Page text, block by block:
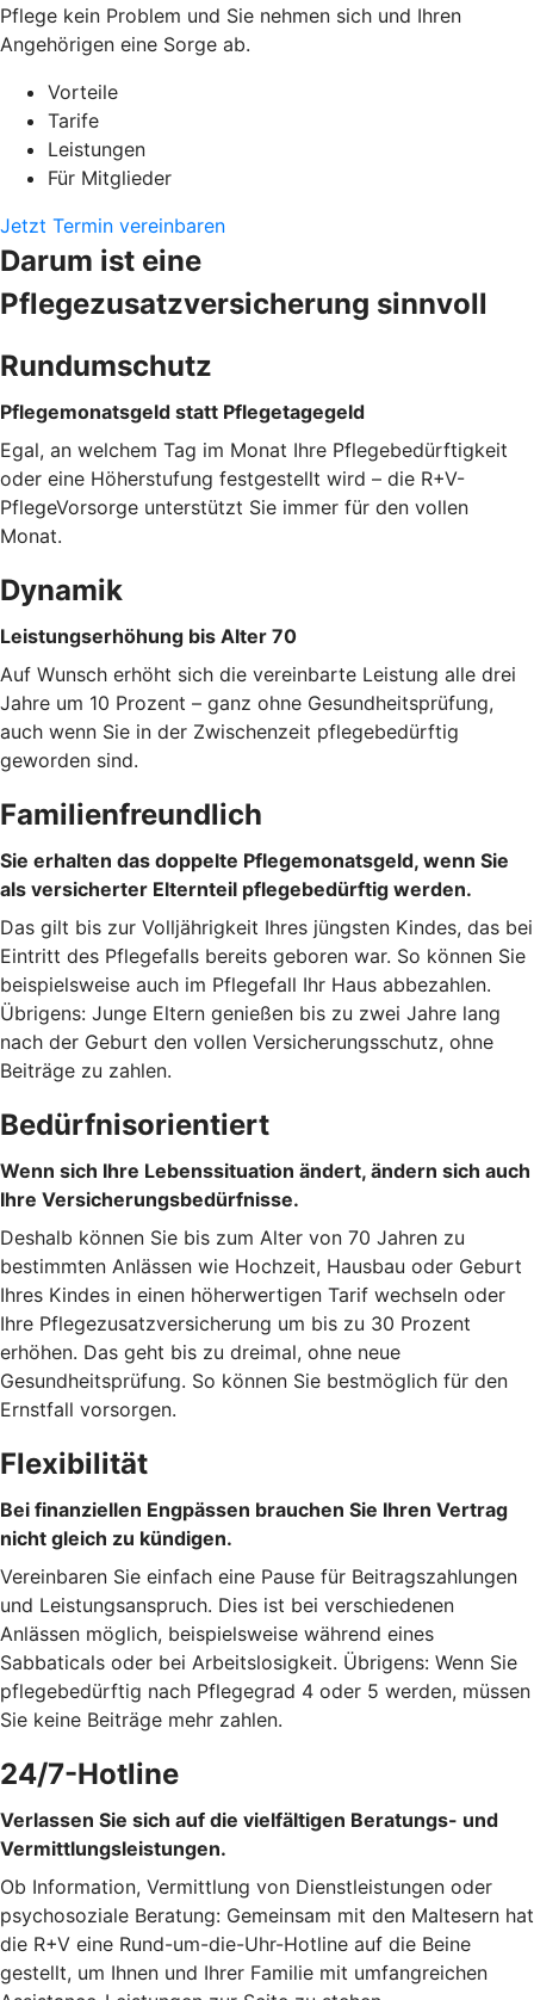
Pflege kein Problem und Sie nehmen sich und Ihren
Angehörigen eine Sorge ab.
Vorteile
Tarife
Leistungen
Für Mitglieder
Jetzt Termin vereinbaren
Darum ist eine
Pflegezusatzversicherung sinnvoll
Rundumschutz
Pflegemonatsgeld statt Pflegetagegeld
Egal, an welchem Tag im Monat Ihre Pflegebedürftigkeit
oder eine Höherstufung festgestellt wird – die R+V-
PflegeVorsorge unterstützt Sie immer für den vollen
Monat.
Dynamik
Leistungserhöhung bis Alter 70
Auf Wunsch erhöht sich die vereinbarte Leistung alle drei
Jahre um 10 Prozent – ganz ohne Gesundheitsprüfung,
auch wenn Sie in der Zwischenzeit pflegebedürftig
geworden sind.
Familienfreundlich
Sie erhalten das doppelte Pflegemonatsgeld, wenn Sie
als versicherter Elternteil pflegebedürftig werden.
Das gilt bis zur Volljährigkeit Ihres jüngsten Kindes, das bei
Eintritt des Pflegefalls bereits geboren war. So können Sie
beispielsweise auch im Pflegefall Ihr Haus abbezahlen.
Übrigens: Junge Eltern genießen bis zu zwei Jahre lang
nach der Geburt den vollen Versicherungsschutz, ohne
Beiträge zu zahlen.
Bedürfnisorientiert
Wenn sich Ihre Lebenssituation ändert, ändern sich auch
Ihre Versicherungsbedürfnisse.
Deshalb können Sie bis zum Alter von 70 Jahren zu
bestimmten Anlässen wie Hochzeit, Hausbau oder Geburt
Ihres Kindes in einen höherwertigen Tarif wechseln oder
Ihre Pflegezusatzversicherung um bis zu 30 Prozent
erhöhen. Das geht bis zu dreimal, ohne neue
Gesundheitsprüfung. So können Sie bestmöglich für den
Ernstfall vorsorgen.
Flexibilität
Bei finanziellen Engpässen brauchen Sie Ihren Vertrag
nicht gleich zu kündigen.
Vereinbaren Sie einfach eine Pause für Beitragszahlungen
und Leistungsanspruch. Dies ist bei verschiedenen
Anlässen möglich, beispielsweise während eines
Sabbaticals oder bei Arbeitslosigkeit. Übrigens: Wenn Sie
pflegebedürftig nach Pflegegrad 4 oder 5 werden, müssen
Sie keine Beiträge mehr zahlen.
24/7-Hotline
Verlassen Sie sich auf die vielfältigen Beratungs- und
Vermittlungsleistungen.
Ob Information, Vermittlung von Dienstleistungen oder
psychosoziale Beratung: Gemeinsam mit den Maltesern hat
die R+V eine Rund-um-die-Uhr-Hotline auf die Beine
gestellt, um Ihnen und Ihrer Familie mit umfangreichen